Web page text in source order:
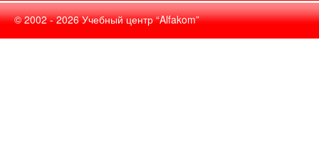
© 2002 -2026Учебный центр “Alfakom”